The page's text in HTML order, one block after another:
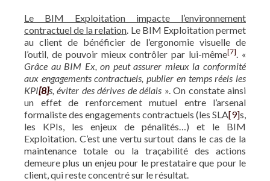
Le BIM Exploitation impacte l’environnement
contractuel de la relation. Le BIM Exploitation permet
au client de bénéficier de l’ergonomie visuelle de
l’outil, de pouvoir mieux contrôler par lui-même[7]. «
Grâce au BIM Ex, on peut assurer mieux la conformité
aux engagements contractuels, publier en temps réels les
KPI[8]s, éviter des dérives de délais ». On constate ainsi
un effet de renforcement mutuel entre l’arsenal
formaliste des engagements contractuels (les SLA[9]s,
les KPIs, les enjeux de pénalités…) et le BIM
Exploitation. C’est une vertu surtout dans le cas de la
maintenance totale ou la traçabilité des actions
demeure plus un enjeu pour le prestataire que pour le
client, qui reste concentré sur le résultat.